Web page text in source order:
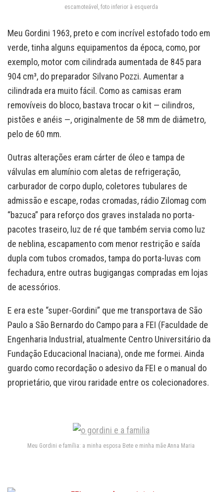
escamoteável, foto inferior à esquerda
Meu Gordini 1963, preto e com incrível estofado todo em
verde, tinha alguns equipamentos da época, como, por
exemplo, motor com cilindrada aumentada de 845 para
904 cm³, do preparador Silvano Pozzi. Aumentar a
cilindrada era muito fácil. Como as camisas eram
removíveis do bloco, bastava trocar o kit — cilindros,
pistões e anéis —, originalmente de 58 mm de diâmetro,
pelo de 60 mm.
Outras alterações eram cárter de óleo e tampa de
válvulas em alumínio com aletas de refrigeração,
carburador de corpo duplo, coletores tubulares de
admissão e escape, rodas cromadas, rádio Zilomag com
“bazuca” para reforço dos graves instalada no porta-
pacotes traseiro, luz de ré que também servia como luz
de neblina, escapamento com menor restrição e saída
dupla com tubos cromados, tampa do porta-luvas com
fechadura, entre outras bugigangas compradas em lojas
de acessórios.
E era este “super-Gordini” que me transportava de São
Paulo a São Bernardo do Campo para a FEI (Faculdade de
Engenharia Industrial, atualmente Centro Universitário da
Fundação Educacional Inaciana), onde me formei. Ainda
guardo como recordação o adesivo da FEI e o manual do
proprietário, que virou raridade entre os colecionadores.
Meu Gordini e família: a minha esposa Bete e minha mãe Anna Maria